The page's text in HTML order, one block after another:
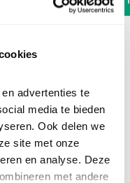
advertenties te
media te bieden
Ook delen we
site met onze
en analyse. Deze
met andere